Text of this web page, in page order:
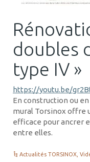
doubles
type IV »
https://youtu.be/
En construction ou
mural Torsinox offre
efficace pour ancrer
entre elles.
Actualités TORSINOX ,